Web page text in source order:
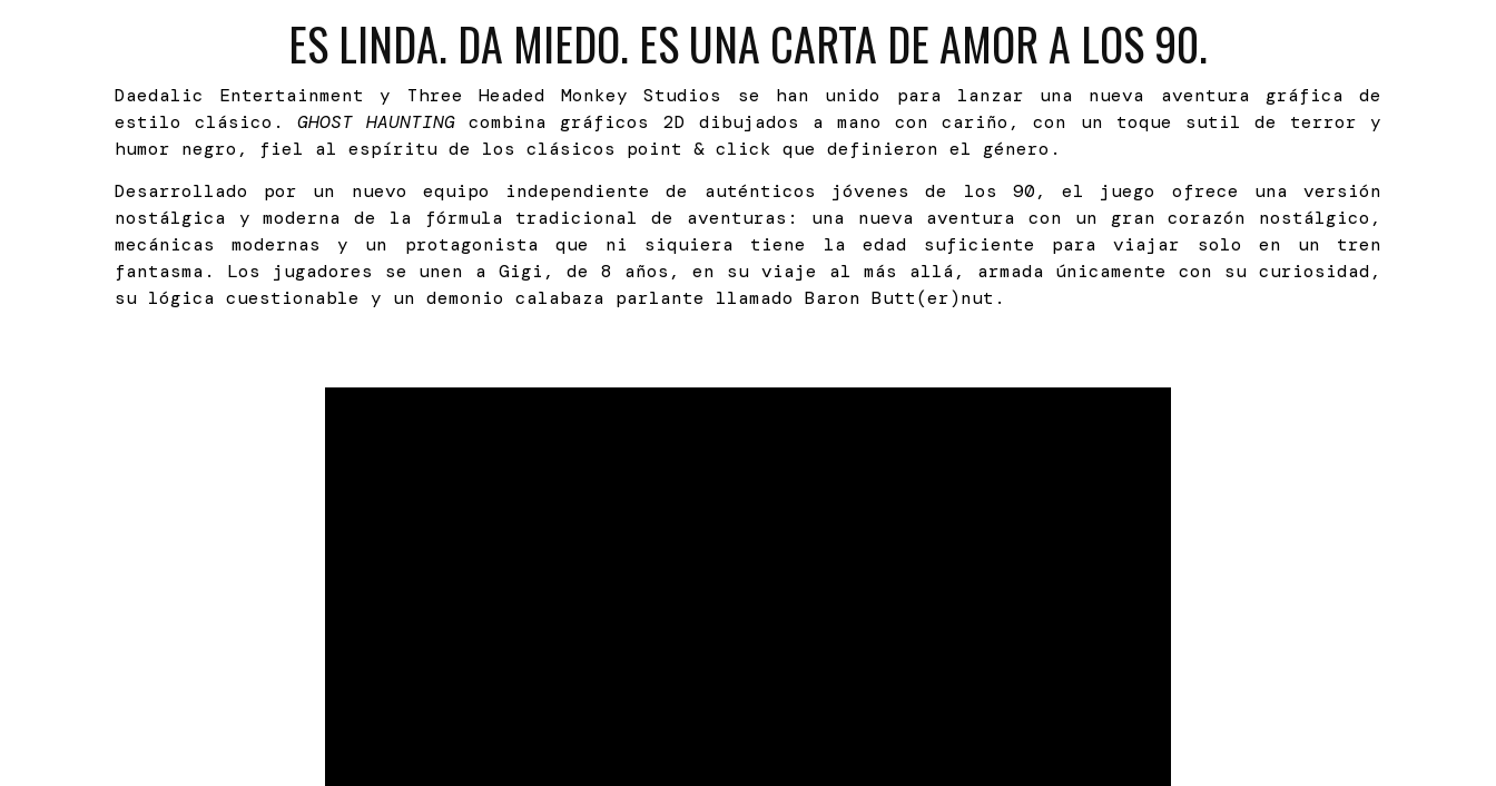
ES LINDA. DA MIEDO. ES UNA CARTA DE AMOR A LOS 90.
Daedalic Entertainment y Three Headed Monkey Studios se han unido para lanzar una nueva aventura gráfica de
estilo clásico.GHOST HAUNTING combina gráficos 2D dibujados a mano con cariño, con un toque sutil de terror y
humor negro, fiel al espíritu de los clásicos point & click que definieron el género.
Desarrollado por un nuevo equipo independiente de auténticos jóvenes de los 90, el juego ofrece una versión
nostálgica y moderna de la fórmula tradicional de aventuras: una nueva aventura con un gran corazón nostálgico,
mecánicas modernas y un protagonista que ni siquiera tiene la edad suficiente para viajar solo en un tren
fantasma. Los jugadores se unen a Gigi, de 8 años, en su viaje al más allá, armada únicamente con su curiosidad,
su lógica cuestionable y un demonio calabaza parlante llamado Baron Butt(er)nut.